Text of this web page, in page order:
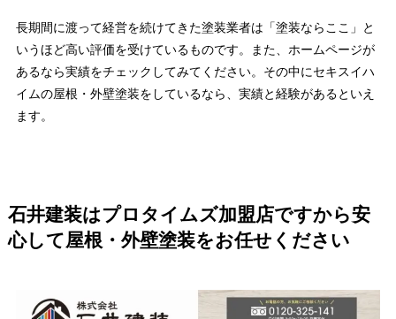
長期間に渡って経営を続けてきた塗装業者は「塗装ならここ」と
いうほど高い評価を受けているものです。また、ホームページが
あるなら実績をチェックしてみてください。その中にセキスイハ
イムの屋根・外壁塗装をしているなら、実績と経験があるといえ
ます。
石井建装はプロタイムズ加盟店ですから安
心して屋根・外壁塗装をお任せください